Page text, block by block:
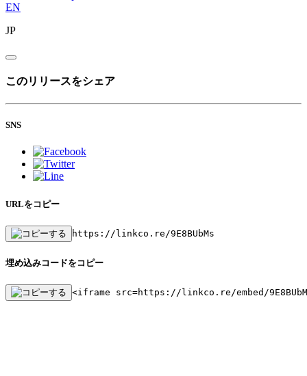
EN
JP
このリリースをシェア
SNS
URLをコピー
https://linkco.re/9E8BUbMs
埋め込みコードをコピー
<iframe src=https://linkco.re/embed/